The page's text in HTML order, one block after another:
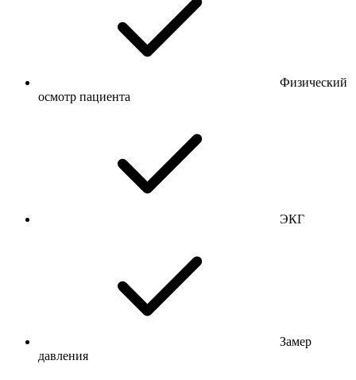
Физический
осмотр пациента
ЭКГ
Замер
давления